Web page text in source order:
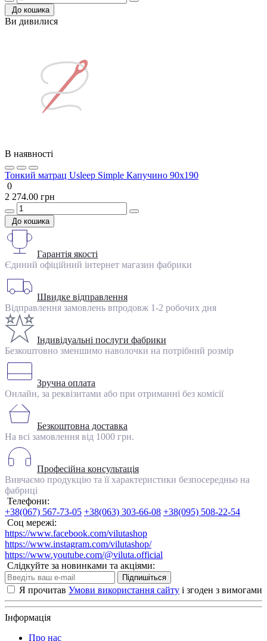
До кошика
Ви дивилися
В наявності
Тонкий матрац Usleep Simple Капучино 90х190
0
2 274.00 грн
До кошика
Гарантія якості
Єдиний офіційний інтернет магазин фабрики
Швидке відправлення
Відправлення замовлень впродовж 1-2 робочих дня
Індивідуальні послуги фабрики
Безкоштовно зменшимо наволочки на потрібний розмір
Зручна оплата
Онлайн, за реквізитами або при отриманні без комісії
Безкоштовна доставка
На всі замовлення від 1000 грн.
Професійна консультація
Вивчаємо продукцію та її характеристики безпосередньо на
фабриці
Телефони:
+38(067) 567-73-05 +38(063) 303-66-08 +38(095) 508-22-54
Соц мережі:
https://www.facebook.com/vilutashop
https://www.instagram.com/vilutashop/
https://www.youtube.com/@viluta.official
Слідкуйте за новинками та акціями:
Підпишіться
Я прочитав Умови використання сайту і згоден з вимогами
Інформація
Про нас